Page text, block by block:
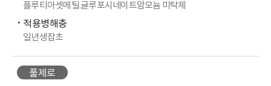
플루티아셋메틸.글루포시네이트암모늄 미탁제
적용병해충
일년생잡초
풀제로